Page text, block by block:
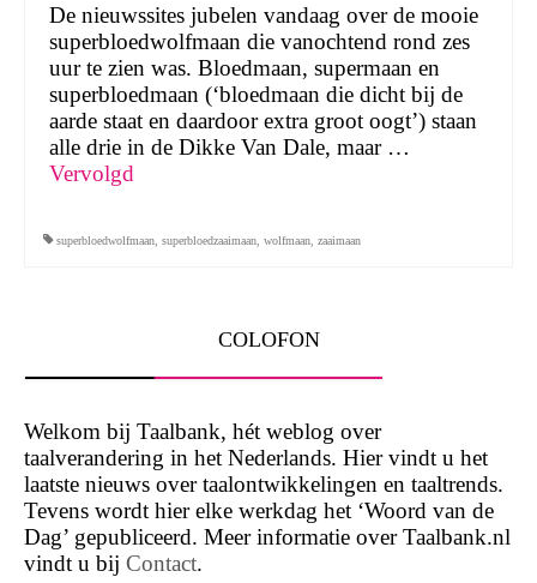
De nieuwssites jubelen vandaag over de mooie
superbloedwolfmaan die vanochtend rond zes
uur te zien was. Bloedmaan, supermaan en
superbloedmaan (‘bloed­maan die dicht bij de
aar­de staat en daar­door ex­tra groot oogt’) staan
alle drie in de Dikke Van Dale, maar …
Vervolgd
superbloedwolfmaan superbloedzaaimaan wolfmaan zaaimaan
COLOFON
Welkom bij Taalbank, hét weblog over
taalverandering in het Nederlands. Hier vindt u het
laatste nieuws over taalontwikkelingen en taaltrends.
Tevens wordt hier elke werkdag het ‘Woord van de
Dag’ gepubliceerd. Meer informatie over Taalbank.nl
vindt u bij Contact.